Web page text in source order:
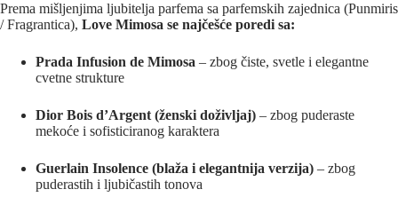
Prema mišljenjima ljubitelja parfema sa parfemskih zajednica (Punmiris
/ Fragrantica), Love Mimosa se najčešće poredi sa:
Prada Infusion de Mimosa – zbog čiste, svetle i elegantne
cvetne strukture
Dior Bois d’Argent (ženski doživljaj) – zbog puderaste
mekoće i sofisticiranog karaktera
Guerlain Insolence (blaža i elegantnija verzija) – zbog
puderastih i ljubičastih tonova